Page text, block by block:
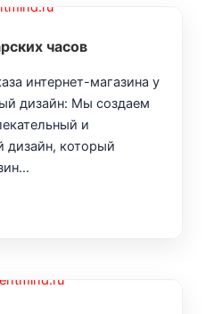
часов
интернет-магазина у
дизайн: Мы создаем
и
дизайн, который